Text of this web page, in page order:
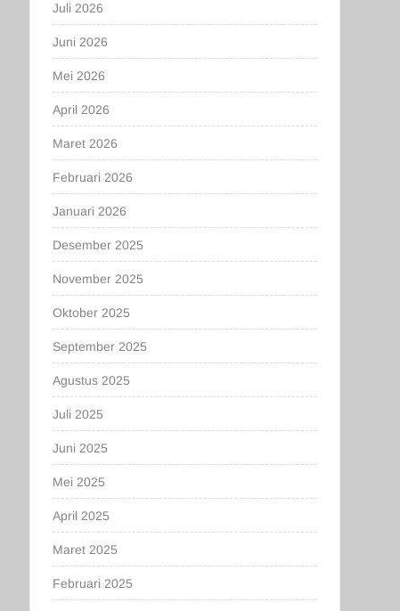
Juli 2026
Juni 2026
Mei 2026
April 2026
Maret 2026
Februari 2026
Januari 2026
Desember 2025
November 2025
Oktober 2025
September 2025
Agustus 2025
Juli 2025
Juni 2025
Mei 2025
April 2025
Maret 2025
Februari 2025